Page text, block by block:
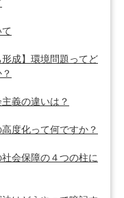
形成】環境問題ってど
義の違いは？
度化って何ですか？
会保障の４つの柱に